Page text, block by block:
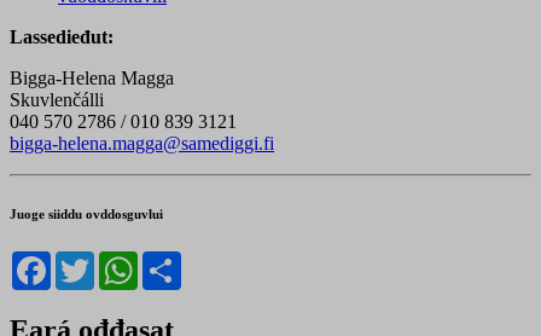
Lassedieđut:
Bigga-Helena Magga
Skuvlenčálli
040 570 2786 / 010 839 3121
bigga-helena.magga@samediggi.fi
Juoge siiddu ovddosguvlui
Facebook
TwitterWhatsApp